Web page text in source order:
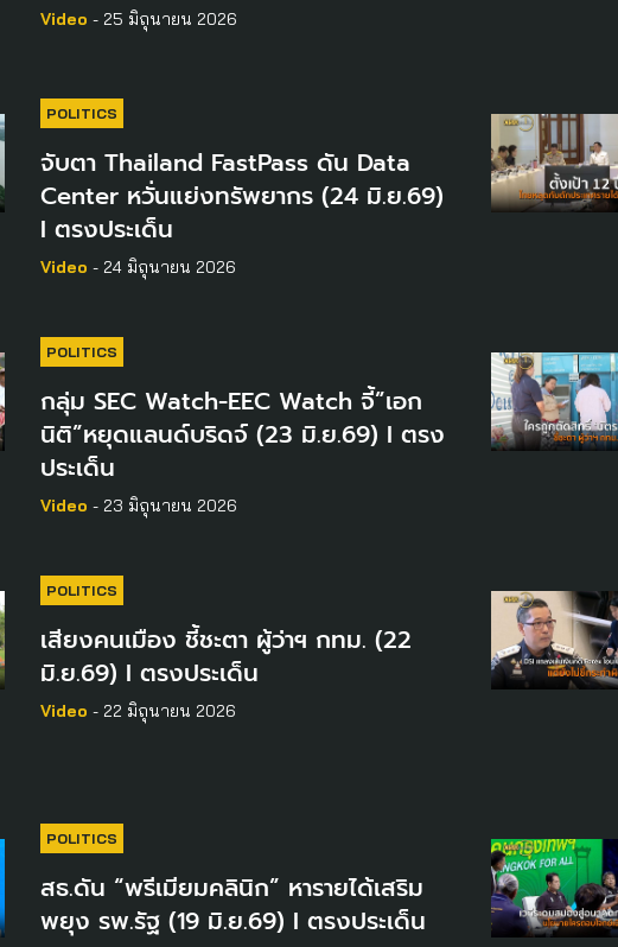
Video - 25 มิถุนายน 2026
POLITICS
จับตา Thailand FastPass ดัน Data
Center หวั่นแย่งทรัพยากร (24 มิ.ย.69)
I ตรงประเด็น
Video - 24 มิถุนายน 2026
POLITICS
กลุ่ม SEC Watch-EEC Watch จี้”เอก
นิติ”หยุดแลนด์บริดจ์ (23 มิ.ย.69) I ตรง
ประเด็น
Video - 23 มิถุนายน 2026
POLITICS
เสียงคนเมือง ชี้ชะตา ผู้ว่าฯ กทม. (22
มิ.ย.69) I ตรงประเด็น
Video - 22 มิถุนายน 2026
POLITICS
สธ.ดัน “พรีเมียมคลินิก” หารายได้เสริม
พยุง รพ.รัฐ (19 มิ.ย.69) I ตรงประเด็น